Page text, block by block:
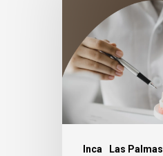
Inca Las Palmas
muelas
perdidas.